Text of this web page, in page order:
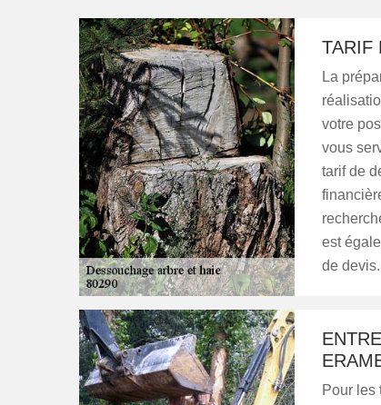
TARIF
La
votre
vous
tarif de
est
de
Pour les